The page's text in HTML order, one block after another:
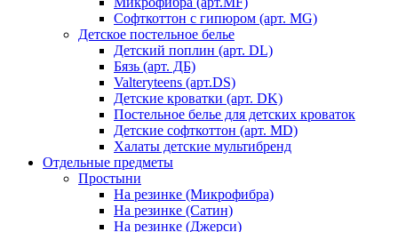
Софткоттон с гипюром (арт. MG)
Детское постельное белье
Детский поплин (арт. DL)
Бязь (арт. ДБ)
Valteryteens (арт.DS)
Детские кроватки (арт. DK)
Постельное белье для детских кроваток
Детские софткоттон (арт. MD)
Халаты детские мультибренд
Отдельные предметы
Простыни
На резинке (Микрофибра)
На резинке (Сатин)
На резинке (Джерси)